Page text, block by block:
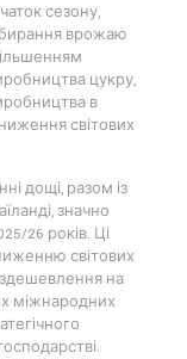
сезону,
врожаю
цукру,
в
світових
дощі, разом із
значно
26 років. Ці
світових
на
міжнародних